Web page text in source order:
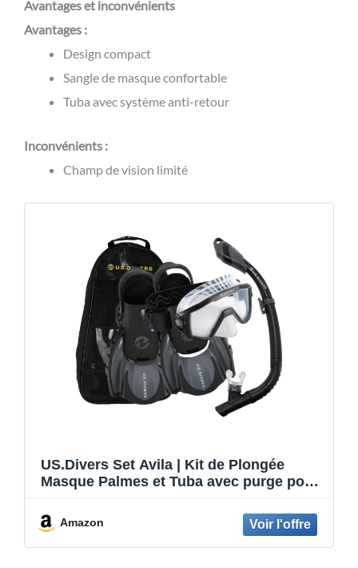
Avantages et inconvénients
Avantages :
Design compact
Sangle de masque confortable
Tuba avec système anti-retour
Inconvénients :
Champ de vision limité
US.Divers Set Avila | Kit de Plongée
Masque Palmes et Tuba avec purge pour
Anti-fuite Randonnée Aquatique
Snorkeling Homme Femme Masque
Silicone Palmes r
Amazon